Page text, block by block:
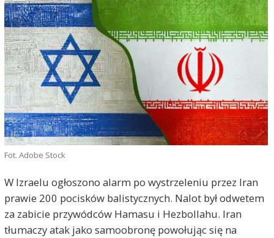
Fot. Adobe Stock
W Izraelu ogłoszono alarm po wystrzeleniu przez Iran
prawie 200 pocisków balistycznych. Nalot był odwetem
za zabicie przywódców Hamasu i Hezbollahu. Iran
tłumaczy atak jako samoobronę powołując się na